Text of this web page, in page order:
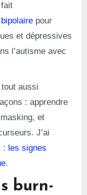
fait
pour
et dépressives
l’autisme avec
aussi
: apprendre
et
J’ai
: les signes
.
burn-